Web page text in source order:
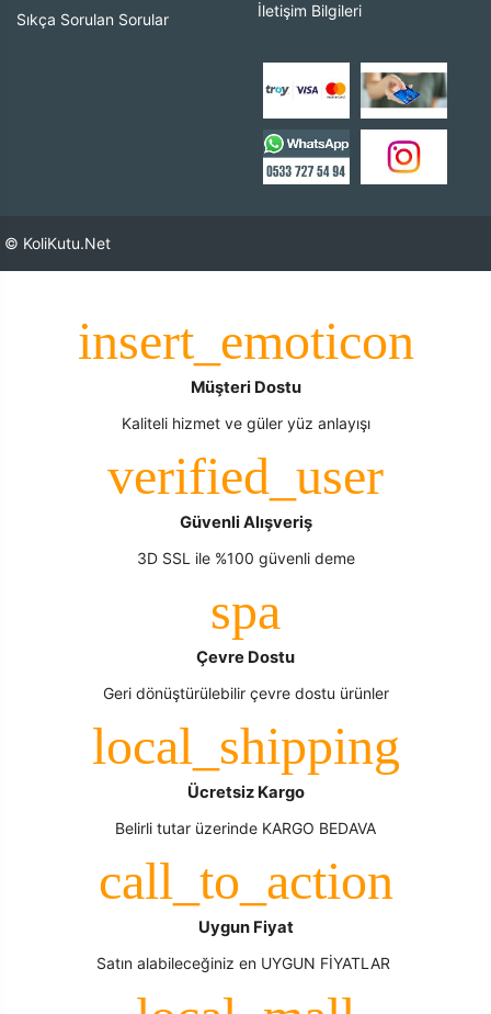
Sıkça Sorulan Sorular
İletişim Bilgileri
© KoliKutu.Net
Müşteri Dostu
Kaliteli hizmet ve güler yüz anlayışı
Güvenli Alışveriş
3D SSL ile %100 güvenli deme
Çevre Dostu
Geri dönüştürülebilir çevre dostu ürünler
Ücretsiz Kargo
Belirli tutar üzerinde KARGO BEDAVA
Uygun Fiyat
Satın alabileceğiniz en UYGUN FİYATLAR